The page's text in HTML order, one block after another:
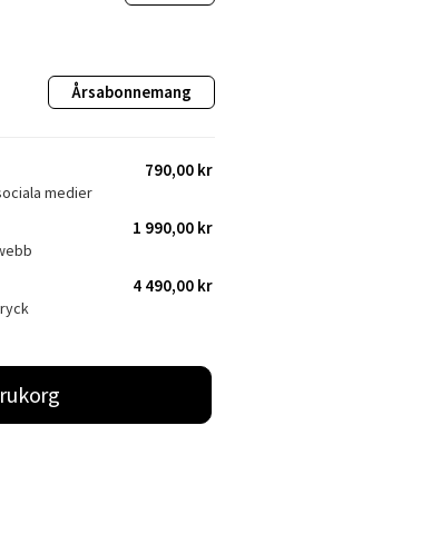
Årsabonnemang
790,00 kr
medier
1 990,00 kr
4 490,00 kr